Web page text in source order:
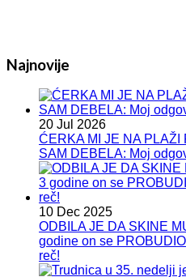
Najnovije
20 Jul 2026
ĆERKA MI JE NA
SAM DEBELA: Moj
10 Dec 2025
ODBILA JE DA SKINE
godine on se
reč!